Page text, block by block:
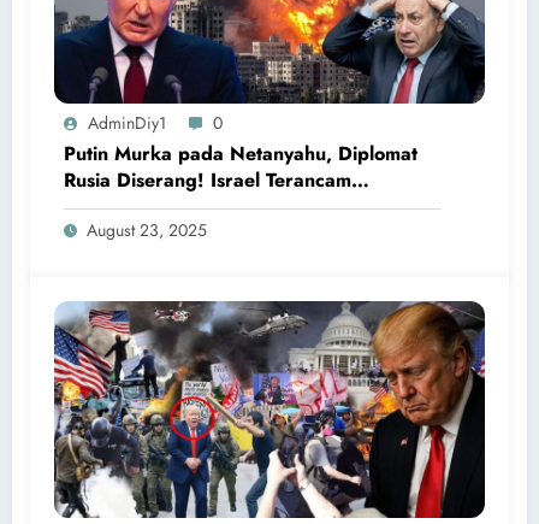
AdminDiy1 0
Putin Murka pada Netanyahu, Diplomat
Rusia Diserang! Israel Terancam
Dihancurkan Rusia
August 23, 2025